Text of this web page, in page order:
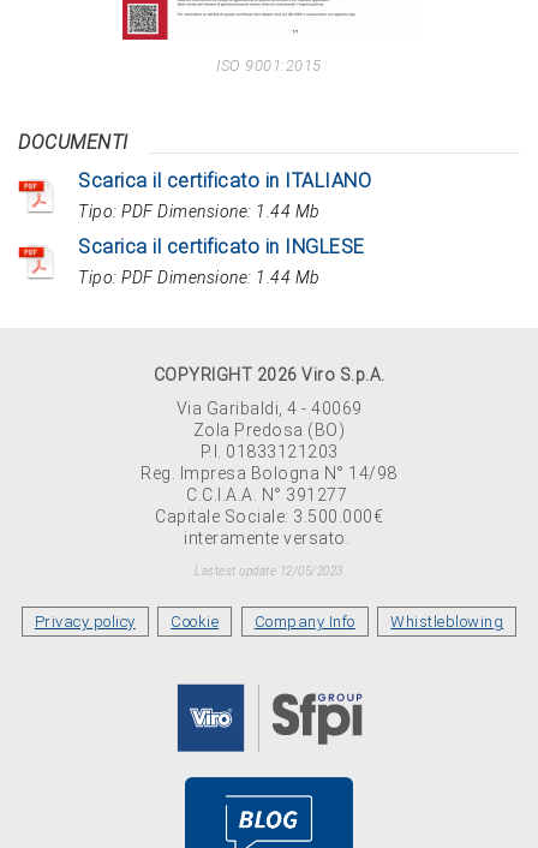
ISO 9001:2015
DOCUMENTI
Scarica il certificato in ITALIANO
Tipo: PDFDimensione: 1.44 Mb
Scarica il certificato in INGLESE
Tipo: PDFDimensione: 1.44 Mb
COPYRIGHT 2026 Viro S.p.A.
Via Garibaldi, 4 - 40069
Zola Predosa (BO)
P.I. 01833121203
Reg. Impresa Bologna N° 14/98
C.C.I.A.A. N° 391277
Capitale Sociale: 3.500.000€
interamente versato.
Lastest update 12/05/2023
Privacy policy Cookie Company Info Whistleblowing